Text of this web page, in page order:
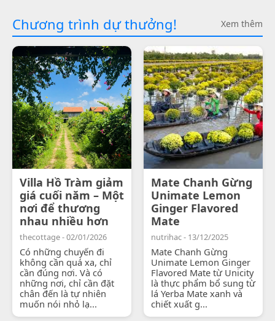
Chương trình dự thưởng! Xem thêm
Villa Hồ Tràm giảm
giá cuối năm – Một
nơi để thương
nhau nhiều hơn
thecottage - 02/01/2026
Có những chuyến đi
không cần quá xa, chỉ
cần đúng nơi. Và có
những nơi, chỉ cần đặt
chân đến là tự nhiên
muốn nói nhỏ lạ...
Mate Chanh Gừng
Unimate Lemon
Ginger Flavored
Mate
nutrihac - 13/12/2025
Mate Chanh Gừng
Unimate Lemon Ginger
Flavored Mate từ Unicity
là thực phẩm bổ sung từ
lá Yerba Mate xanh và
chiết xuất g...